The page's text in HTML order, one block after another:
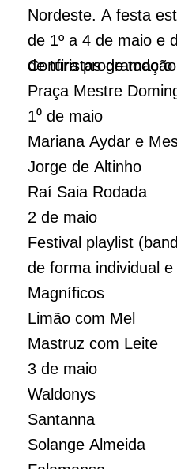
Nordeste. A festa
de 1º a 4 de maio e
de turistas de todo o
Confira programação
Praça Mestre
1⁰ de maio
Mariana Aydar e
Jorge de Altinho
Raí Saia Rodada
2 de maio
Festival playlist
de forma individual e
Magníficos
Limão com Mel
Mastruz com Leite
3 de maio
Waldonys
Santanna
Solange Almeida